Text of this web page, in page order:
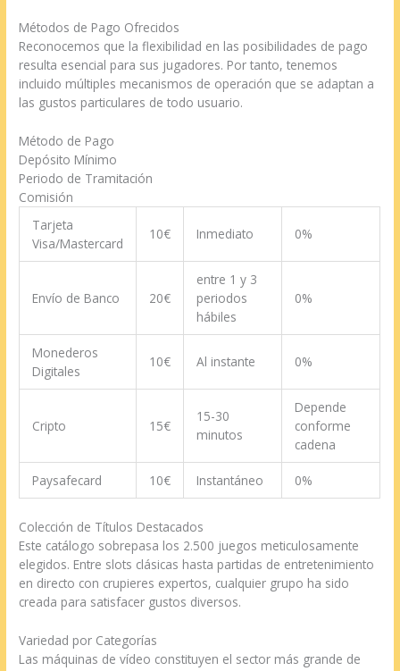
Métodos de Pago Ofrecidos
Reconocemos que la flexibilidad en las posibilidades de pago
resulta esencial para sus jugadores. Por tanto, tenemos
incluido múltiples mecanismos de operación que se adaptan a
las gustos particulares de todo usuario.
Método de Pago
Depósito Mínimo
Periodo de Tramitación
Comisión
Tarjeta
Visa/Mastercard
10€ Inmediato 0%
Envío de Banco 20€
entre 1 y 3
periodos
hábiles
0%
Monederos
Digitales
10€ Al instante 0%
Cripto 15€
15-30
minutos
Depende
conforme
cadena
Paysafecard 10€ Instantáneo 0%
Colección de Títulos Destacados
Este catálogo sobrepasa los 2.500 juegos meticulosamente
elegidos. Entre slots clásicas hasta partidas de entretenimiento
en directo con crupieres expertos, cualquier grupo ha sido
creada para satisfacer gustos diversos.
Variedad por Categorías
Las máquinas de vídeo constituyen el sector más grande de